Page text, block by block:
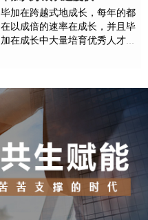
毕加在跨越式地成长，每年的都
在以成倍的速率在成长，并且毕
加在成长中大量培育优秀人才，